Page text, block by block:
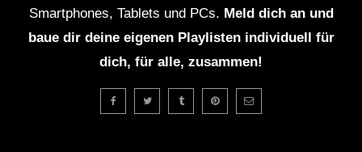
Chillout Ibiza Lounge 2024 ist mehr als nur eine
Sammlung von Tracks. Sie ist eine Einladung, sich dem
Smartphones, Tablets und PCs. Meld dich an und
baue dir deine eigenen Playlisten individuell für
dich, für alle, zusammen!